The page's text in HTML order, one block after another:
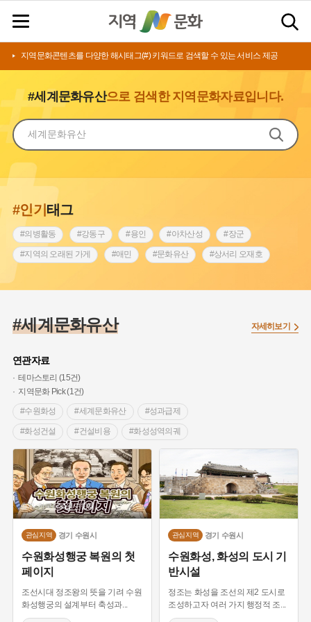
지역문화콘텐츠를 다양한 해시태그(#) 키워드로 검색할 수 있는 서비스 제공
#세계문화유산으로 검색한 지역문화자료입니다.
#인기태그
#의병활동 #강동구 #용인 #아차산성 #장군
#지역의 오래된 가게 #애민 #문화유산 #상서리 오재호
#허준 #28독립선언 #지명유래
#여성독립운동가
#백년가게 #온라인 생활사박물관
#단지 #설화
#고구마 #김마리아 #바위설화 #인천
#강진 #블루리본 #전설 #조선시대 문신
#여성 독립운동가 #지역의 설화
#내시 #내성 #먼우금 #징채 #제주도설화 #영산강
#대한민국임시정부 #강서구 #마을 #종로구 #노원구
#부산 #염전 #끈기 #용인의 전설 #여성의원 #풍속
#경기도설화 #남자현 #동화 #임시의정원
#황해도 #산성 #박물관 #공예품 #영산포
#세계문화유산
연관자료
테마스토리 (15건)
지역문화 Pick (1건)
#수원화성
#세계문화유산 #성과급제
#화성건설 #건설비용 #화성성역의궤
#정약용 #남한산성 #수도 #산성도시
#드라마 속 조선역사 #영화 속 조선역사
#드라마 연인 #병자호란 #경기도 광주
#기중기 #예능프로그램 주요소재 #등록문화재
#화성 #능행길
#유네스코 등재유산 #옛길 #보부상 #5일장
#개념 #남사당패
#정조 #유네스코등재유산
자세히보기
출처 :한국문화원연합회
관심지역 경기 수원시
수원화성행궁 복원의 첫
페이지
조선시대 정조왕의 뜻을 기려 수원
화성행궁의 설계부터 축성과
관심지역 경기 수원시
수원화성, 화성의 도시 기
반시설
정조는 화성을 조선의 제2 도시로
조성하고자 여러 가지 행정적 조